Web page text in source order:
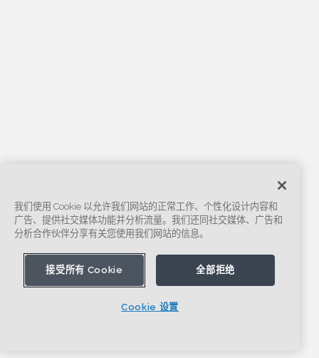
我们使用 Cookie 以允许我们网站的正常工作、个性化设计内容和
广告、提供社交媒体功能并分析流量。我们还同社交媒体、广告和
分析合作伙伴分享有关您使用我们网站的信息。
接受所有 Cookie 全部拒绝
Cookie 设置